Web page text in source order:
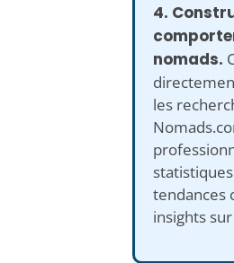
4.
nomads.
les
tendances
insights